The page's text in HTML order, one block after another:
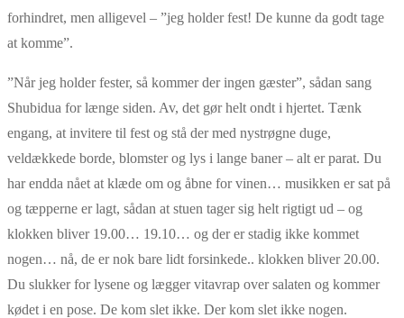
forhindret, men alligevel – ”jeg holder fest! De kunne da godt tage
at komme”.
”Når jeg holder fester, så kommer der ingen gæster”, sådan sang
Shubidua for længe siden. Av, det gør helt ondt i hjertet. Tænk
engang, at invitere til fest og stå der med nystrøgne duge,
veldækkede borde, blomster og lys i lange baner – alt er parat. Du
har endda nået at klæde om og åbne for vinen… musikken er sat på
og tæpperne er lagt, sådan at stuen tager sig helt rigtigt ud – og
klokken bliver 19.00… 19.10… og der er stadig ikke kommet
nogen… nå, de er nok bare lidt forsinkede.. klokken bliver 20.00.
Du slukker for lysene og lægger vitavrap over salaten og kommer
kødet i en pose. De kom slet ikke. Der kom slet ikke nogen.